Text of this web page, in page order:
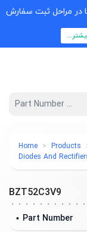
مراحل ثبت سفارش
Home
Diodes And
BZT52C3V9
Part Number